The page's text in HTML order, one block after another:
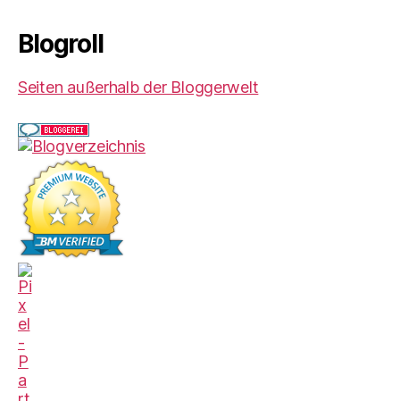
Blogroll
Seiten außerhalb der Bloggerwelt